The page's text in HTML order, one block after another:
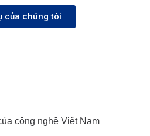
của chúng tôi
công nghệ Việt Nam